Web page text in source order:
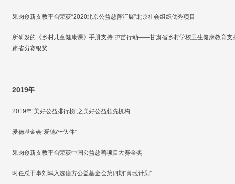
果肉创新支教平台荣获“2020北京公益慈善汇展”北京社会组织优秀项目
所研发的《乡村儿童健康课》手册支持“护苗行动——甘肃省乡村学校卫生健康教育支
肃省分赛银奖
2019年
2019年“美好公益排行榜”之美好公益领先机构
爱德基金会“爱德A+伙伴”
果肉创新支教平台荣获中国公益慈善项目大赛金奖
时任总干事刘斌入选億方公益基金会第四期“菁莪计划”